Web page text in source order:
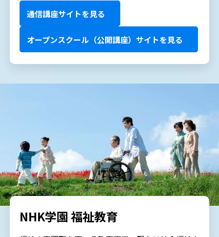
通信講座サイトを見る
オープンスクール（公開講座）サイトを見る
NHK学園 福祉教育